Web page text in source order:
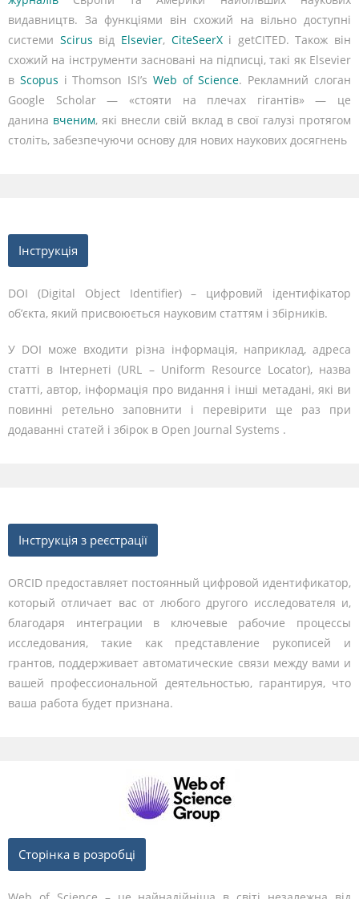
видавництв. За функціями він схожий на вільно доступні
системи Scirus від Elsevier, CiteSeerXі getCITED. Також він
схожий на інструменти засновані на підписці, такі як Elsevier
в Scopus і Thomson ISI’s Web of Science. Рекламний слоган
Google Scholar — «стояти на плечах гігантів» — це
данина вченим, які внесли свій вклад в свої галузі протягом
століть, забезпечуючи основу для нових наукових досягнень
Інструкція
DOI (Digital Object Identifier) – цифровий ідентифікатор
об’єкта, який присвоюється науковим статтям і збірників.
У DOI може входити різна інформація, наприклад, адреса
статті в Інтернеті (URL – Uniform Resource Locator), назва
статті, автор, інформація про видання і інші метадані, які ви
повинні ретельно заповнити і перевірити ще раз при
додаванні статей і збірок в Open Journal Systems .
Інструкція з реєстрації
ORCID предоставляет постоянный цифровой идентификатор,
который отличает вас от любого другого исследователя и,
благодаря интеграции в ключевые рабочие процессы
исследования, такие как представление рукописей и
грантов, поддерживает автоматические связи между вами и
вашей профессиональной деятельностью, гарантируя, что
ваша работа будет признана.
Сторінка в розробці